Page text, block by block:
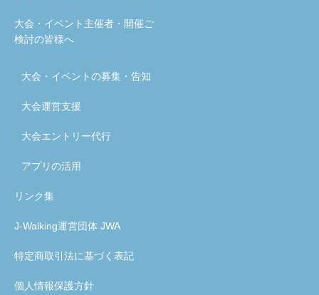
大会・イベント主催者・開催ご
検討の皆様へ
大会・イベントの募集・告知
大会運営支援
大会エントリー代行
アプリの活用
リンク集
J-Walking運営団体 JWA
特定商取引法に基づく表記
個人情報保護方針